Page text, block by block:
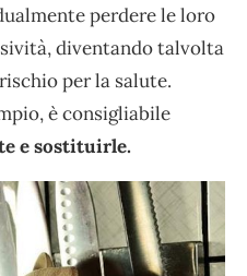
perdere le loro
diventando talvolta
per la salute.
è consigliabile
e sostituirle.